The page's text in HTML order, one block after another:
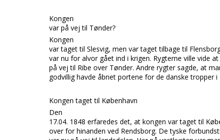
Kongen
var på vej til Tønder?
Kongen
var taget til Slesvig, men var taget tilbage til
var nu for alvor gået ind i krigen. Rygterne ville vide
på vej til Ribe over Tønder. Andre rygter sagde, at
godvillig havde åbnet portene for de danske tropper i
Kongen taget til København
Den
17.04. 1848 erfaredes det, at kongen var taget til
over for hinanden ved Rendsborg. De tyske